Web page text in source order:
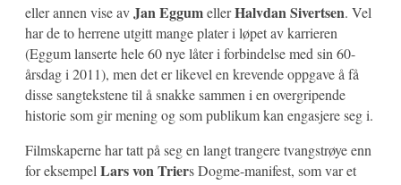
eller annen vise avJan EggumellerHalvdan Sivertsen. Vel
har de to herrene utgitt mange plater i løpet av karrieren
(Eggum lanserte hele 60 nye låter i forbindelse med sin 60-
årsdag i 2011), men det er likevel en krevende oppgave å få
disse sangtekstene til å snakke sammen i en overgripende
historie som gir mening og som publikum kan engasjere seg i.
Filmskaperne har tatt på seg en langt trangere tvangstrøye enn
for eksempelLars von Triers Dogme-manifest, som var et